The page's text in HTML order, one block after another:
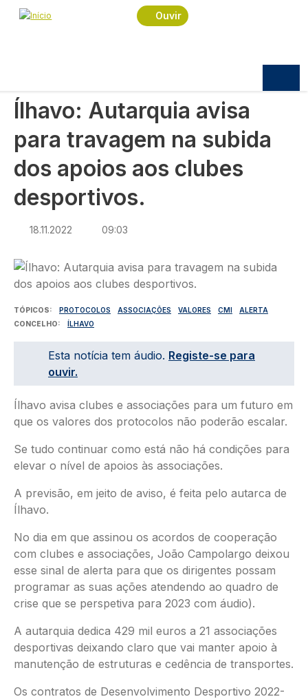
Passar para o conteúdo principal
Ouvir
Navegação estrutural
Início
Desporto
Ílhavo: Autarquia avisa para travagem na subida
Ílhavo: Autarquia avisa
para travagem na subida
dos apoios aos clubes
desportivos.
18.11.2022 09:03
Imagem
TÓPICOS PROTOCOLOS ASSOCIAÇÕES VALORES CMI
ALERTA
CONCELHO
ÍLHAVO
Esta notícia tem áudio. Registe-se para
ouvir.
Ílhavo avisa clubes e associações para um futuro em
que os valores dos protocolos não poderão escalar.
Se tudo continuar como está não há condições para
elevar o nível de apoios às associações.
A previsão, em jeito de aviso, é feita pelo autarca de
Ílhavo.
No dia em que assinou os acordos de cooperação
com clubes e associações, João Campolargo deixou
esse sinal de alerta para que os dirigentes possam
programar as suas ações atendendo ao quadro de
crise que se perspetiva para 2023 com áudio).
A autarquia dedica 429 mil euros a 21 associações
desportivas deixando claro que vai manter apoio à
manutenção de estruturas e cedência de transportes.
Os contratos de Desenvolvimento Desportivo 2022-